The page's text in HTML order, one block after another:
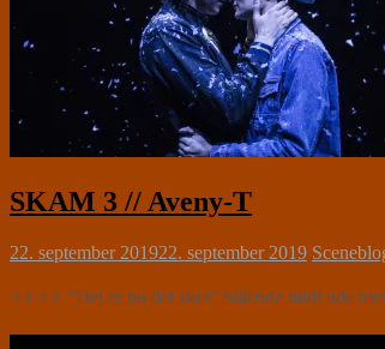
SKAM 3 // Aveny-T
22. september 201922. september 2019
⭐⭐⭐⭐ ”Det er nu det sker” Stående midt